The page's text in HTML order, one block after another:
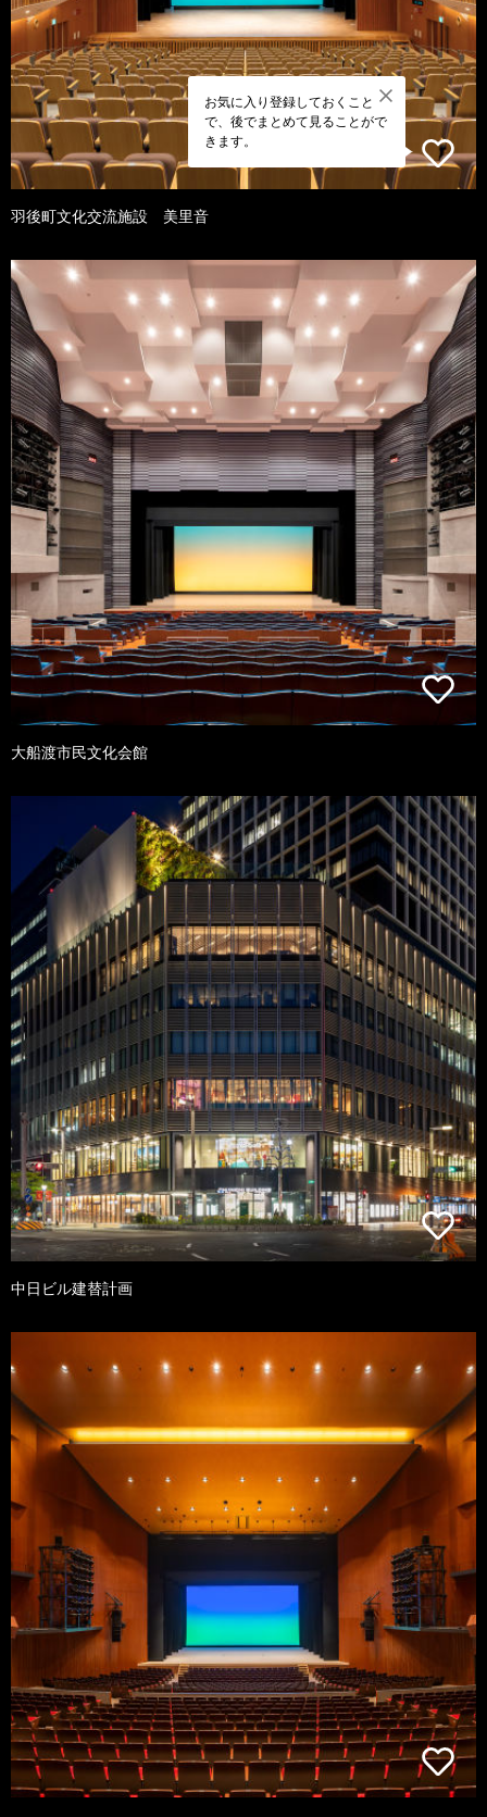
お気に入り登録しておくこと
で、後でまとめて見ることがで
きます。
羽後町文化交流施設 美里音
大船渡市民文化会館
中日ビル建替計画